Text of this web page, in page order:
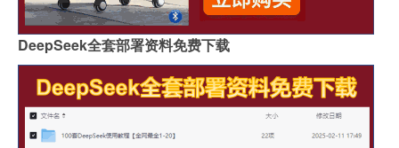
DeepSeek全套部署资料免费下载